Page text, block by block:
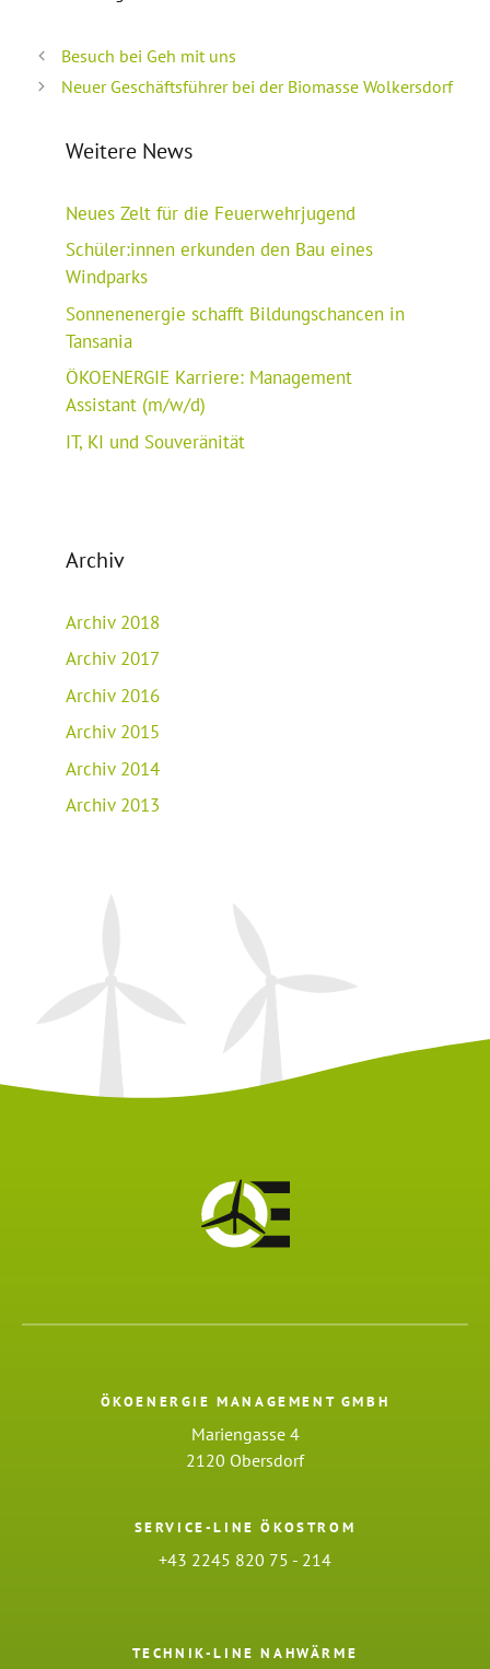
Besuch bei Geh mit uns
Neuer Geschäftsführer bei der Biomasse Wolkersdorf
Weitere News
Neues Zelt für die Feuerwehrjugend
Schüler:innen erkunden den Bau eines
Windparks
Sonnenenergie schafft Bildungschancen in
Tansania
ÖKOENERGIE Karriere: Management
Assistant (m/w/d)
IT, KI und Souveränität
Archiv
Archiv 2018
Archiv 2017
Archiv 2016
Archiv 2015
Archiv 2014
Archiv 2013
ÖKOENERGIE MANAGEMENT GMBH
Mariengasse 4
2120 Obersdorf
SERVICE-LINE ÖKOSTROM
+43 2245 820 75 - 214
TECHNIK-LINE NAHWÄRME